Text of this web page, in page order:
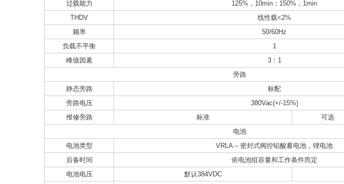
过载能力
125%，10min；150%，1min
THDV
线性载<2%
频率
50/60Hz
负载不平衡
1
峰值因素
3：1
旁路
静态旁路
标配
旁路电压
380Vac(+/-15%)
维修旁路
标准 可选
电池
电池类型
VRLA – 密封式阀控铅酸蓄电池，锂电池
后备时间
依电池组容量和工作条件而定
电池电压
默认384VDC